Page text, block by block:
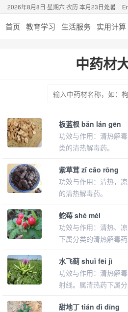
2026年8月8日 星期六 农历 本月23日处暑
首页 教育学习 生活服务 实用计算
中药材
板蓝根 bǎn lán gēn
功效与作用：清热解
类的清热解毒药。
紫草茸 zǐ cǎo rōng
功效与作用：清热，
的清热解毒药。
蛇莓 shé méi
功效与作用：清热、
下属分类的清热解毒药
水飞蓟 shuǐ fēi jì
功效与作用：清热解
射线。属清热药下属分
甜地丁 tián dì dīng